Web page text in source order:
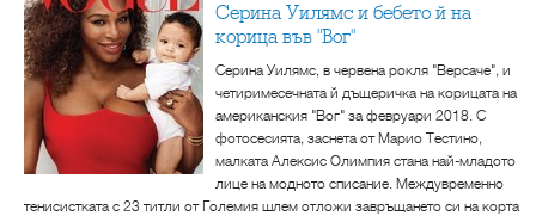
Серина Уилямс и бебето й на
корица във "Вог"
Серина Уилямс, в червена рокля "Версаче", и
четиримесечната й дъщеричка на корицата на
американския "Вог" за февруари 2018. С
фотосесията, заснета от Марио Тестино,
малката Алексис Олимпия стана най-младото
лице на модното списание. Междувременно
тенисистката с 23 титли от Големия шлем отложи завръщането си на корта